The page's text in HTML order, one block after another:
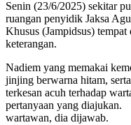
Senin (23/6/2025) sekitar
ruangan penyidik Jaksa
Khusus (Jampidsus)
keterangan.
Nadiem yang memakai
jinjing berwarna hitam,
terkesan acuh terhadap
pertanyaan yang diajukan.
wartawan, dia dijawab.